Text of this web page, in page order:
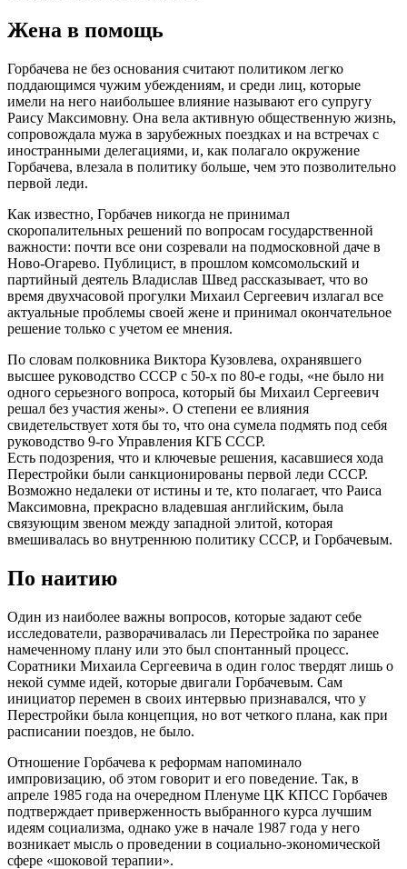
Жена в помощь
Горбачева не без основания считают политиком легко
поддающимся чужим убеждениям, и среди лиц, которые
имели на него наибольшее влияние называют его супругу
Раису Максимовну. Она вела активную общественную жизнь,
сопровождала мужа в зарубежных поездках и на встречах с
иностранными делегациями, и, как полагало окружение
Горбачева, влезала в политику больше, чем это позволительно
первой леди.
Как известно, Горбачев никогда не принимал
скоропалительных решений по вопросам государственной
важности: почти все они созревали на подмосковной даче в
Ново-Огарево. Публицист, в прошлом комсомольский и
партийный деятель Владислав Швед рассказывает, что во
время двухчасовой прогулки Михаил Сергеевич излагал все
актуальные проблемы своей жене и принимал окончательное
решение только с учетом ее мнения.
По словам полковника Виктора Кузовлева, охранявшего
высшее руководство СССР с 50-х по 80-е годы, «не было ни
одного серьезного вопроса, который бы Михаил Сергеевич
решал без участия жены». О степени ее влияния
свидетельствует хотя бы то, что она сумела подмять под себя
руководство 9-го Управления КГБ СССР.
Есть подозрения, что и ключевые решения, касавшиеся хода
Перестройки были санкционированы первой леди СССР.
Возможно недалеки от истины и те, кто полагает, что Раиса
Максимовна, прекрасно владевшая английским, была
связующим звеном между западной элитой, которая
вмешивалась во внутреннюю политику СССР, и Горбачевым.
По наитию
Один из наиболее важны вопросов, которые задают себе
исследователи, разворачивалась ли Перестройка по заранее
намеченному плану или это был спонтанный процесс.
Соратники Михаила Сергеевича в один голос твердят лишь о
некой сумме идей, которые двигали Горбачевым. Сам
инициатор перемен в своих интервью признавался, что у
Перестройки была концепция, но вот четкого плана, как при
расписании поездов, не было.
Отношение Горбачева к реформам напоминало
импровизацию, об этом говорит и его поведение. Так, в
апреле 1985 года на очередном Пленуме ЦК КПСС Горбачев
подтверждает приверженность выбранного курса лучшим
идеям социализма, однако уже в начале 1987 года у него
возникает мысль о проведении в социально-экономической
сфере «шоковой терапии».